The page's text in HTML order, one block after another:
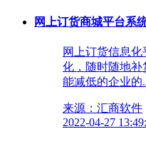
网上订货商城平台系
网上订货信息
化，随时随地
能减低的企业的
来源：汇商软件
2022-04-27